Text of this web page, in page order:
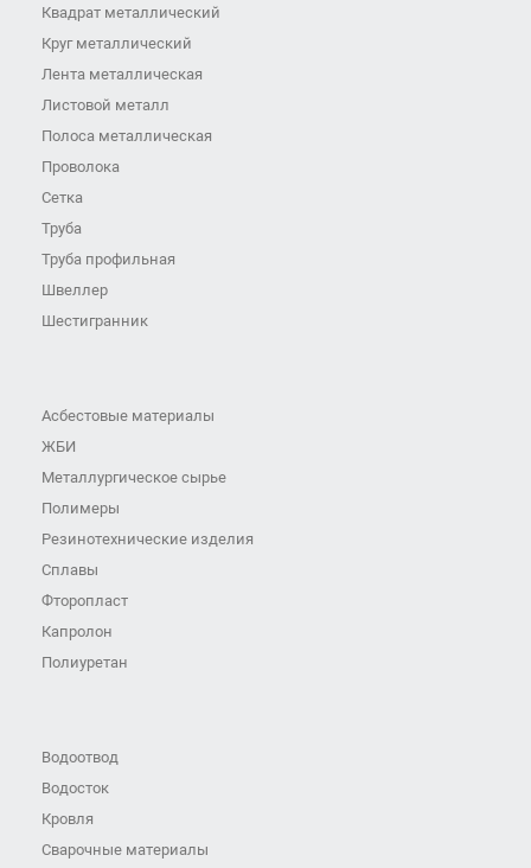
Квадрат металлический
Круг металлический
Лента металлическая
Листовой металл
Полоса металлическая
Проволока
Сетка
Труба
Труба профильная
Швеллер
Шестигранник
Асбестовые материалы
ЖБИ
Металлургическое сырье
Полимеры
Резинотехнические изделия
Сплавы
Фторопласт
Капролон
Полиуретан
Водоотвод
Водосток
Кровля
Сварочные материалы